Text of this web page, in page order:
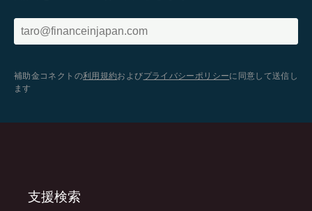
補助金コネクトの利用規約およびプライバシーポリシーに同意して送信し
ます
支援検索